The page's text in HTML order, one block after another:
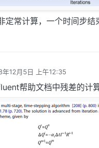
定常计算，一个时间步
年12月5日 上午12:35
辑
帮助文档中残差的计